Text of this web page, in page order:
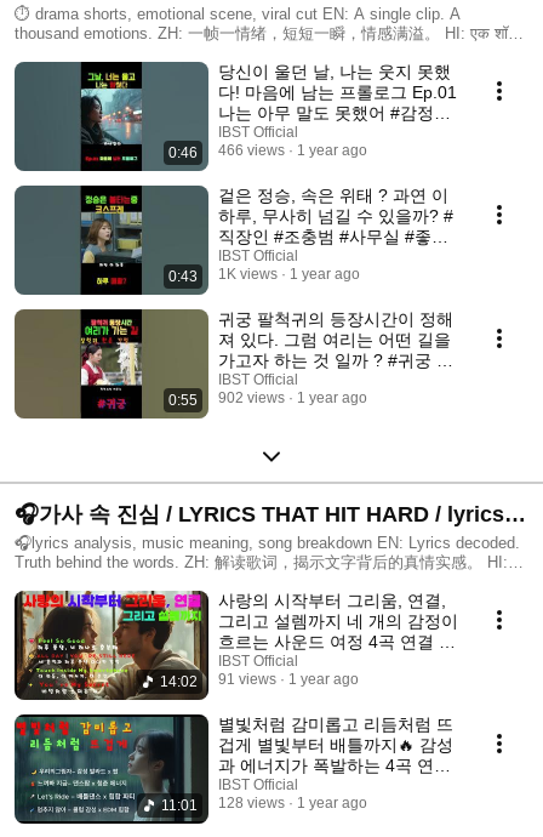
shorts, emotional scene, viral cut
⏱ drama shorts, emotional scene, viral cut EN: A single clip. A
thousand emotions. ZH: 一帧一情绪，短短一瞬，情感满溢。 HI: एक शॉट,
khoảnh khắc, ngàn cảm xúc. TH: หนึ่งคลิป หนึ่งความรู้สึกที่เข้าถึงใจ
#ShortsScene #EmotionalShot #一镜到底 #फीलिंगशॉट #PotonganPendek
#cảnhngắn #ช็อตเดียวรู้เรื่อง #viralshorts #feelcut
0:46
당신이 울던 날, 나는 웃지 못했
다! 마음에 남는 프롤로그 Ep.01
나는 아무 말도 못했어 #감정프
롤로그 #마음에남는프롤로그 #
이별이야기
IBST Official
466 views
1 year ago
0:43
겉은 정승, 속은 위태 ? 과연 이
하루, 무사히 넘길 수 있을까? #
직장인 #조충범 #사무실 #좋좋
소 #블랙코미
IBST Official
1K views
1 year ago
0:55
귀궁 팔척귀의 등장시간이 정해
져 있다. 그럼 여리는 어떤 길을
가고자 하는 것 일까 ? #귀궁 #
여리 #팔척귀
IBST Official
902 views
1 year ago
🎧가사 속 진심 / LYRICS THAT HIT HARD / lyrics
analysis, music meaning, song breakdown
🎧lyrics analysis, music meaning, song breakdown EN: Lyrics decoded.
Truth behind the words. ZH: 解读歌词，揭示文字背后的真情实感。 HI:
lagu. VI: Giải mã lời bài hát – sự thật đằng sau câu chữ. TH: ไขความ
หมายของเนื้อเพลง สัมผัสความรู้สึกที่ซ่อนอยู่ #LyricsExplained
#SongMeaning #歌词解析 #गीतव्याख्या #MaknaLagu #lờibàihát #ความหมาย
เพลง #musicreview #lyricdeepdive
14:02
사랑의 시작부터 그리움, 연결,
그리고 설렘까지 네 개의 감정이
흐르는 사운드 여정 4곡 연결 플
레이리스트
IBST Official
91 views
1 year ago
11:01
별빛처럼 감미롭고 리듬처럼 뜨
겁게 별빛부터 배틀까지🔥 감성
과 에너지가 폭발하는 4곡 연결
플레이리스트 (Kpop Mix Vibe)
IBST Official
128 views
1 year ago